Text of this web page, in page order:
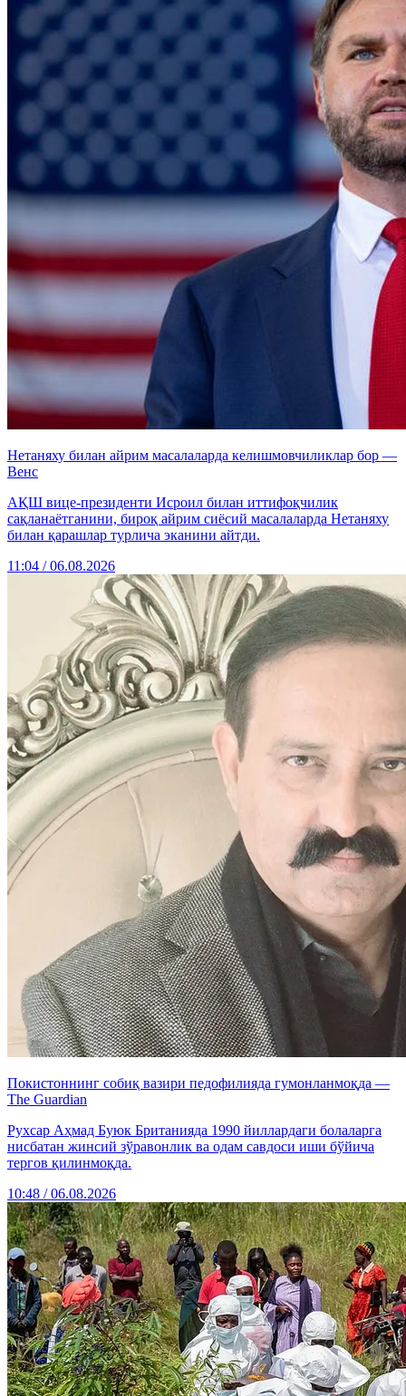
Нетаняху билан айрим масалаларда келишмовчиликлар бор —
Венс
АҚШ вице-президенти Исроил билан иттифоқчилик
сақланаётганини, бироқ айрим сиёсий масалаларда Нетаняху
билан қарашлар турлича эканини айтди.
11:04 / 06.08.2026
Покистоннинг собиқ вазири педофилияда гумонланмоқда —
The Guardian
Рухсар Аҳмад Буюк Британияда 1990 йиллардаги болаларга
нисбатан жинсий зўравонлик ва одам савдоси иши бўйича
тергов қилинмоқда.
10:48 / 06.08.2026